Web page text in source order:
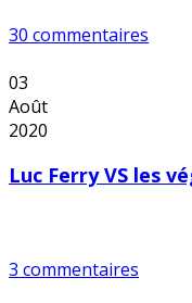
30 commentaires
03
Août
2020
Luc Ferry VS les
3 commentaires